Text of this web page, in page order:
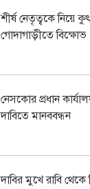
শীর্ষ নেতৃত্বকে নিয়ে
গোদাগাড়ীতে বিক্ষোভ
নেসকোর প্রধান
দাবিতে মানববন্ধন
দাবির মুখে রাবি